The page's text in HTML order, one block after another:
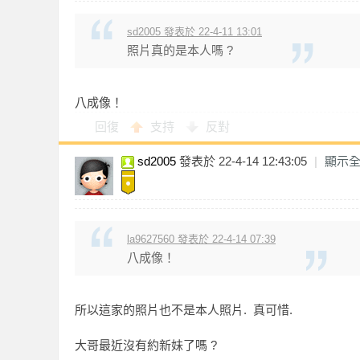
sd2005 發表於 22-4-11 13:01
照片真的是本人嗎 ?
八成像！
回復
支持 反對
sd2005 發表於 22-4-14 12:43:05 | 顯示
la9627560 發表於 22-4-14 07:39
八成像！
所以這家的照片也不是本人照片. 真可惜.
大哥最近沒有約新妹了嗎 ?